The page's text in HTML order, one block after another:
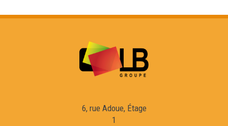
Marcel Abbadie - Las Flors
Daniel Cabarry - Luiz
Daniel Cabarry - La sau hreda
6, rue Adoue, Étage
1